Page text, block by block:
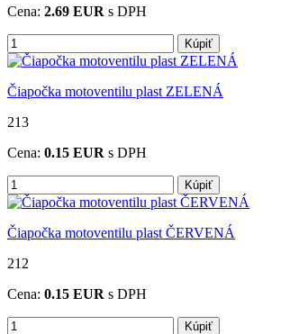
Cena: 2.69 EUR s DPH
Kúpiť
Čiapočka motoventilu plast ZELENÁ
213
Cena: 0.15 EUR s DPH
Kúpiť
Čiapočka motoventilu plast ČERVENÁ
212
Cena: 0.15 EUR s DPH
Kúpiť